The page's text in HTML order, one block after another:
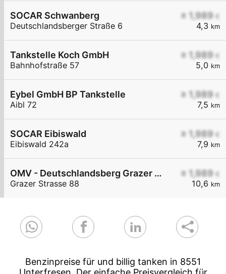
≥ 1,989 €
4,3 km
SOCAR Schwanberg
Deutschlandsberger Straße 6
≥ 1,989 €
5,0 km
Tankstelle Koch GmbH
Bahnhofstraße 57
≥ 1,989 €
7,5 km
Eybel GmbH BP Tankstelle
Aibl 72
≥ 1,989 €
7,9 km
SOCAR Eibiswald
Eibiswald 242a
≥ 1,989 €
10,6 km
OMV - Deutschlandsberg Grazer Straße 88
Grazer Strasse 88
Benzinpreise für und billig tanken in 8551